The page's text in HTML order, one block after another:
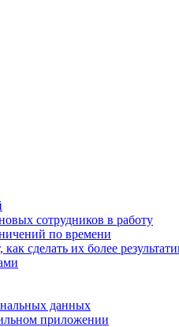
сотрудников в работу
по времени
сделать их более
данных
приложении